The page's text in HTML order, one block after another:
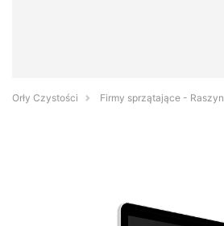
Orły Czystości Firmy sprzątające - Raszyn